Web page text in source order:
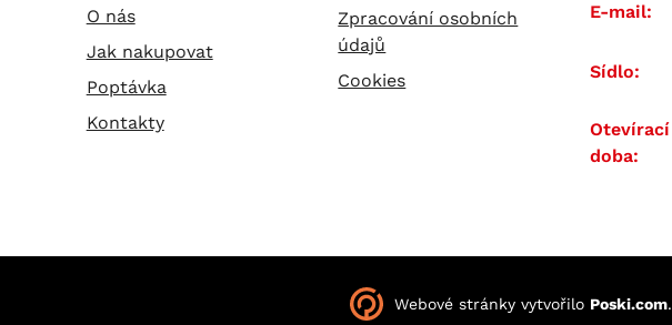
O nás
Jak nakupovat
Poptávka
Kontakty
Zpracování osobních
údajů
Cookies
E-mail:
Sídlo:
Otevírací
doba:
Webové stránky vytvořilo Poski.com.